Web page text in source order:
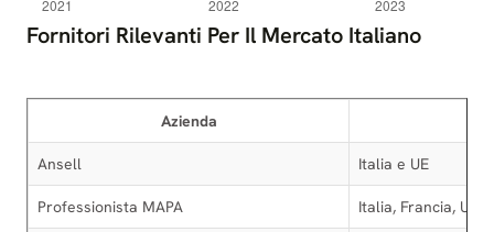
Fornitori Rilevanti Per Il Mercato Italiano
Azienda
Ansell Italia e UE
Professionista MAPA Italia, Francia, UE